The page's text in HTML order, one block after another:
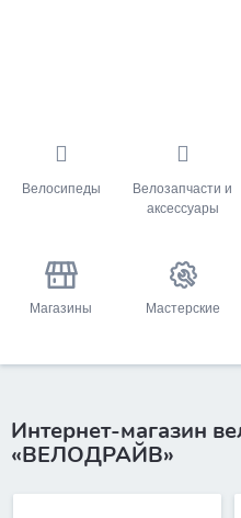
Велосипеды
Велозапчасти и
аксессуары
Магазины Мастерские
Интернет-магазин
«ВЕЛОДРАЙВ»